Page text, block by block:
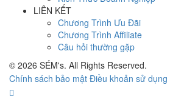
LIÊN KẾT
Chương Trình Ưu Đãi
Chương Trình Affiliate
Câu hỏi thường gặp
© 2026 SÉM's. All Rights Reserved.
Chính sách bảo mật Điều khoản sử dụng